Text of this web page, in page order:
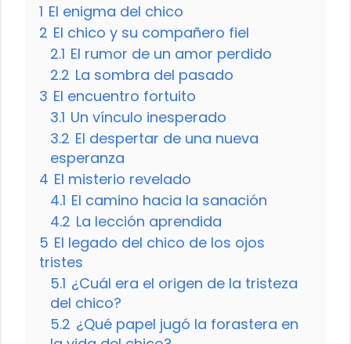
1 El enigma del chico
2 El chico y su compañero fiel
2.1 El rumor de un amor perdido
2.2 La sombra del pasado
3 El encuentro fortuito
3.1 Un vínculo inesperado
3.2 El despertar de una nueva
esperanza
4 El misterio revelado
4.1 El camino hacia la sanación
4.2 La lección aprendida
5 El legado del chico de los ojos
tristes
5.1 ¿Cuál era el origen de la tristeza
del chico?
5.2 ¿Qué papel jugó la forastera en